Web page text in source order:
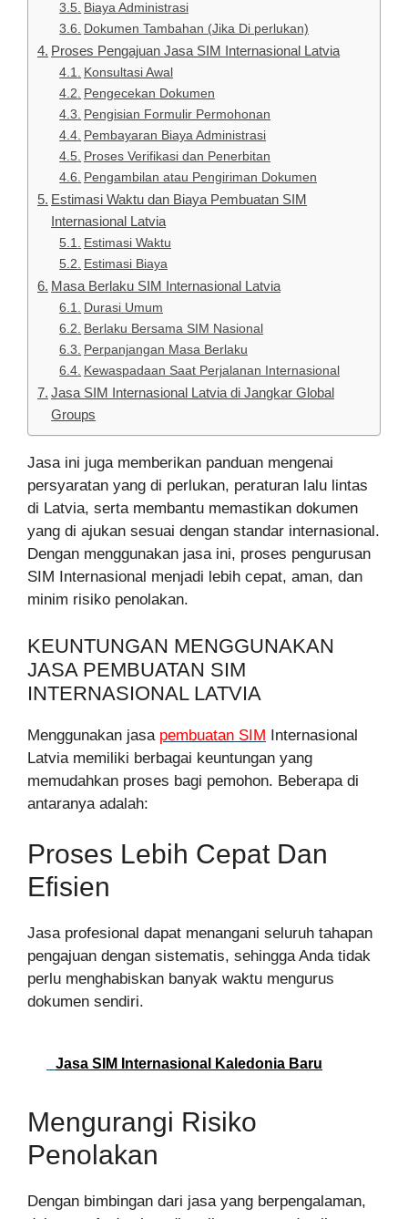
Biaya Administrasi
Dokumen Tambahan (Jika Di perlukan)
Proses Pengajuan Jasa SIM Internasional Latvia
Konsultasi Awal
Pengecekan Dokumen
Pengisian Formulir Permohonan
Pembayaran Biaya Administrasi
Proses Verifikasi dan Penerbitan
Pengambilan atau Pengiriman Dokumen
Estimasi Waktu dan Biaya Pembuatan SIM
Internasional Latvia
Estimasi Waktu
Estimasi Biaya
Masa Berlaku SIM Internasional Latvia
Durasi Umum
Berlaku Bersama SIM Nasional
Perpanjangan Masa Berlaku
Kewaspadaan Saat Perjalanan Internasional
Jasa SIM Internasional Latvia di Jangkar Global
Groups
Jasa ini juga memberikan panduan mengenai
persyaratan yang di perlukan, peraturan lalu lintas
di Latvia, serta membantu memastikan dokumen
yang di ajukan sesuai dengan standar internasional.
Dengan menggunakan jasa ini, proses pengurusan
SIM Internasional menjadi lebih cepat, aman, dan
minim risiko penolakan.
KEUNTUNGAN MENGGUNAKAN
JASA PEMBUATAN SIM
INTERNASIONAL LATVIA
Menggunakan jasa pembuatan SIM Internasional
Latvia memiliki berbagai keuntungan yang
memudahkan proses bagi pemohon. Beberapa di
antaranya adalah:
Proses Lebih Cepat Dan
Efisien
Jasa profesional dapat menangani seluruh tahapan
pengajuan dengan sistematis, sehingga Anda tidak
perlu menghabiskan banyak waktu mengurus
dokumen sendiri.
Jasa SIM Internasional Kaledonia Baru
Mengurangi Risiko
Penolakan
Dengan bimbingan dari jasa yang berpengalaman,